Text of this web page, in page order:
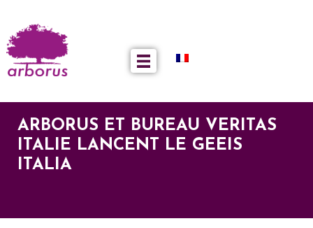
ARBORUS ET BUREAU VERITAS
ITALIE LANCENT LE GEEIS
ITALIA